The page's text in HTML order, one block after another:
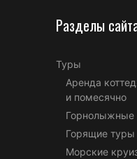
Разделы
Туры
Аренда
и помесячно
Горнолыжные
Горящие туры
Морские